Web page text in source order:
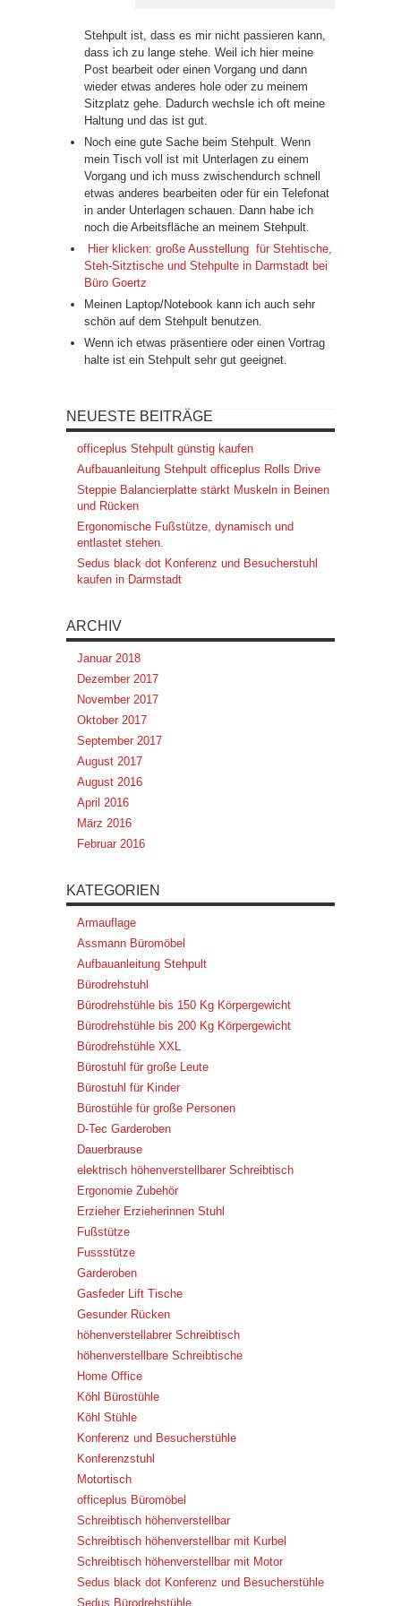
Stehpult ist, dass es mir nicht passieren kann,
dass ich zu lange stehe. Weil ich hier meine
Post bearbeit oder einen Vorgang und dann
wieder etwas anderes hole oder zu meinem
Sitzplatz gehe. Dadurch wechsle ich oft meine
Haltung und das ist gut.
Noch eine gute Sache beim Stehpult. Wenn
mein Tisch voll ist mit Unterlagen zu einem
Vorgang und ich muss zwischendurch schnell
etwas anderes bearbeiten oder für ein Telefonat
in ander Unterlagen schauen. Dann habe ich
noch die Arbeitsfläche an meinem Stehpult.
Hier klicken: große Ausstellung für Stehtische,
Steh-Sitztische und Stehpulte in Darmstadt bei
Büro Goertz
Meinen Laptop/Notebook kann ich auch sehr
schön auf dem Stehpult benutzen.
Wenn ich etwas präsentiere oder einen Vortrag
halte ist ein Stehpult sehr gut geeignet.
NEUESTE BEITRÄGE
officeplus Stehpult günstig kaufen
Aufbauanleitung Stehpult officeplus Rolls Drive
Steppie Balancierplatte stärkt Muskeln in Beinen
und Rücken
Ergonomische Fußstütze, dynamisch und
entlastet stehen.
Sedus black dot Konferenz und Besucherstuhl
kaufen in Darmstadt
ARCHIV
Januar 2018
Dezember 2017
November 2017
Oktober 2017
September 2017
August 2017
August 2016
April 2016
März 2016
Februar 2016
KATEGORIEN
Armauflage
Assmann Büromöbel
Aufbauanleitung Stehpult
Bürodrehstuhl
Bürodrehstühle bis 150 Kg Körpergewicht
Bürodrehstühle bis 200 Kg Körpergewicht
Bürodrehstühle XXL
Bürostuhl für große Leute
Bürostuhl für Kinder
Bürostühle für große Personen
D-Tec Garderoben
Dauerbrause
elektrisch höhenverstellbarer Schreibtisch
Ergonomie Zubehör
Erzieher Erzieherinnen Stuhl
Fußstütze
Fussstütze
Garderoben
Gasfeder Lift Tische
Gesunder Rücken
höhenverstellabrer Schreibtisch
höhenverstellbare Schreibtische
Home Office
Köhl Bürostühle
Köhl Stühle
Konferenz und Besucherstühle
Konferenzstuhl
Motortisch
officeplus Büromöbel
Schreibtisch höhenverstellbar
Schreibtisch höhenverstellbar mit Kurbel
Schreibtisch höhenverstellbar mit Motor
Sedus black dot Konferenz und Besucherstühle
Sedus Bürodrehstühle